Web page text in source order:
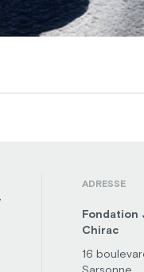
ADRESSE
Fondation
Chirac
16
Sarsonne,